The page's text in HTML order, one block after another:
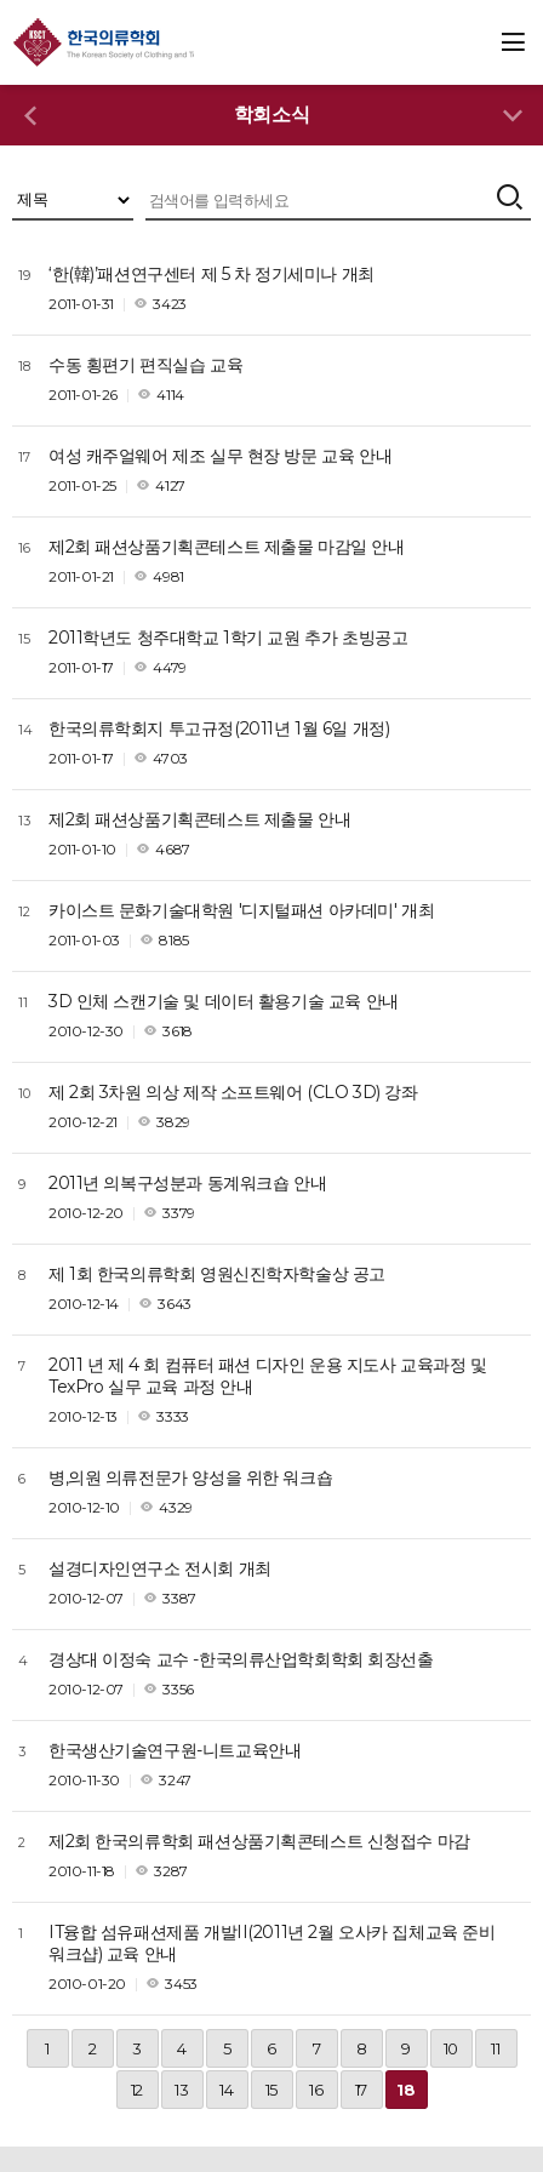
학회소식
19 ‘한(韓)’패션연구센터 제 5 차 정기세미나 개최
2011-01-31 3423
18 수동 횡편기 편직실습 교육
2011-01-26 4114
17 여성 캐주얼웨어 제조 실무 현장 방문 교육 안내
2011-01-25 4127
16 제2회 패션상품기획콘테스트 제출물 마감일 안내
2011-01-21 4981
15 2011학년도 청주대학교 1학기 교원 추가 초빙공고
2011-01-17 4479
14 한국의류학회지 투고규정(2011년 1월 6일 개정)
2011-01-17 4703
13 제2회 패션상품기획콘테스트 제출물 안내
2011-01-10 4687
12 카이스트 문화기술대학원 '디지털패션 아카데미' 개최
2011-01-03 8185
11 3D 인체 스캔기술 및 데이터 활용기술 교육 안내
2010-12-30 3618
10 제 2회 3차원 의상 제작 소프트웨어 (CLO 3D) 강좌
2010-12-21 3829
9 2011년 의복구성분과 동계워크숍 안내
2010-12-20 3379
8 제 1회 한국의류학회 영원신진학자학술상 공고
2010-12-14 3643
7
2011 년 제 4 회 컴퓨터 패션 디자인 운용 지도사 교육과정 및
TexPro 실무 교육 과정 안내
2010-12-13 3333
6 병,의원 의류전문가 양성을 위한 워크숍
2010-12-10 4329
5 설경디자인연구소 전시회 개최
2010-12-07 3387
4 경상대 이정숙 교수 -한국의류산업학회학회 회장선출
2010-12-07 3356
3 한국생산기술연구원-니트교육안내
2010-11-30 3247
2 제2회 한국의류학회 패션상품기획콘테스트 신청접수 마감
2010-11-18 3287
1
IT융합 섬유패션제품 개발II(2011년 2월 오사카 집체교육 준비
워크샵) 교육 안내
2010-01-20 3453
1 2 3 4 5 6 7 8 9 10 11
12 13 14 15 16 17 18